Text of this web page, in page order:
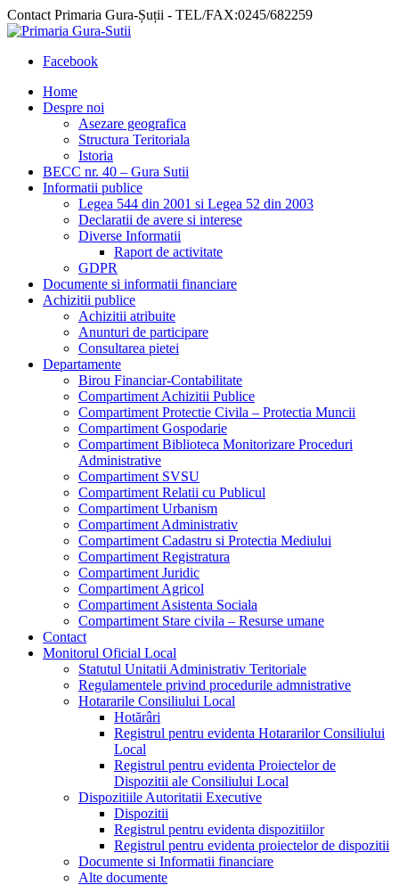
Contact Primaria Gura-Șuții - TEL/FAX:0245/682259
Facebook
Home
Despre noi
Asezare geografica
Structura Teritoriala
Istoria
BECC nr. 40 – Gura Sutii
Informatii publice
Legea 544 din 2001 si Legea 52 din 2003
Declaratii de avere si interese
Diverse Informatii
Raport de activitate
GDPR
Documente si informatii financiare
Achizitii publice
Achizitii atribuite
Anunturi de participare
Consultarea pietei
Departamente
Birou Financiar-Contabilitate
Compartiment Achizitii Publice
Compartiment Protectie Civila – Protectia Muncii
Compartiment Gospodarie
Compartiment Biblioteca Monitorizare Proceduri
Administrative
Compartiment SVSU
Compartiment Relatii cu Publicul
Compartiment Urbanism
Compartiment Administrativ
Compartiment Cadastru si Protectia Mediului
Compartiment Registratura
Compartiment Juridic
Compartiment Agricol
Compartiment Asistenta Sociala
Compartiment Stare civila – Resurse umane
Contact
Monitorul Oficial Local
Statutul Unitatii Administrativ Teritoriale
Regulamentele privind procedurile admnistrative
Hotararile Consiliului Local
Hotărâri
Registrul pentru evidenta Hotararilor Consiliului
Local
Registrul pentru evidenta Proiectelor de
Dispozitii ale Consiliului Local
Dispozitiile Autoritatii Executive
Dispozitii
Registrul pentru evidenta dispozitiilor
Registrul pentru evidenta proiectelor de dispozitii
Documente si Informatii financiare
Alte documente